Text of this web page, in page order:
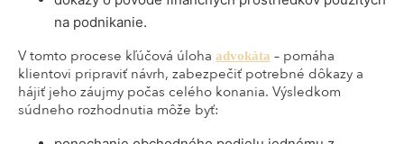
na podnikanie.
V tomto procese kľúčová úloha advokáta – pomáha
klientovi pripraviť návrh, zabezpečiť potrebné dôkazy a
hájiť jeho záujmy počas celého konania. Výsledkom
súdneho rozhodnutia môže byť: